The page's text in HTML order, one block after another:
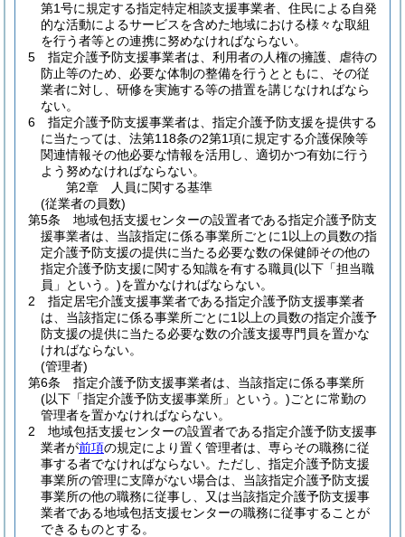
第1号に規定する指定特定相談支援事業者、住民による自発
的な活動によるサービスを含めた地域における様々な取組
を行う者等との連携に努めなければならない。
5
指定介護予防支援事業者は、利用者の人権の擁護、虐待の
防止等のため、必要な体制の整備を行うとともに、その従
業者に対し、研修を実施する等の措置を講じなければなら
ない。
6
指定介護予防支援事業者は、指定介護予防支援を提供する
に当たっては、法第118条の2第1項に規定する介護保険等
関連情報その他必要な情報を活用し、適切かつ有効に行う
よう努めなければならない。
第2章
人員に関する基準
(従業者の員数)
第5条
地域包括支援センターの設置者である指定介護予防支
援事業者は、当該指定に係る事業所ごとに1以上の員数の指
定介護予防支援の提供に当たる必要な数の保健師その他の
指定介護予防支援に関する知識を有する職員(以下「担当職
員」という。)を置かなければならない。
2
指定居宅介護支援事業者である指定介護予防支援事業者
は、当該指定に係る事業所ごとに1以上の員数の指定介護予
防支援の提供に当たる必要な数の介護支援専門員を置かな
ければならない。
(管理者)
第6条
指定介護予防支援事業者は、当該指定に係る事業所
(以下「指定介護予防支援事業所」という。)ごとに常勤の
管理者を置かなければならない。
2
地域包括支援センターの設置者である指定介護予防支援事
業者が前項の規定により置く管理者は、専らその職務に従
事する者でなければならない。 ただし、指定介護予防支援
事業所の管理に支障がない場合は、当該指定介護予防支援
事業所の他の職務に従事し、又は当該指定介護予防支援事
業者である地域包括支援センターの職務に従事することが
できるものとする。